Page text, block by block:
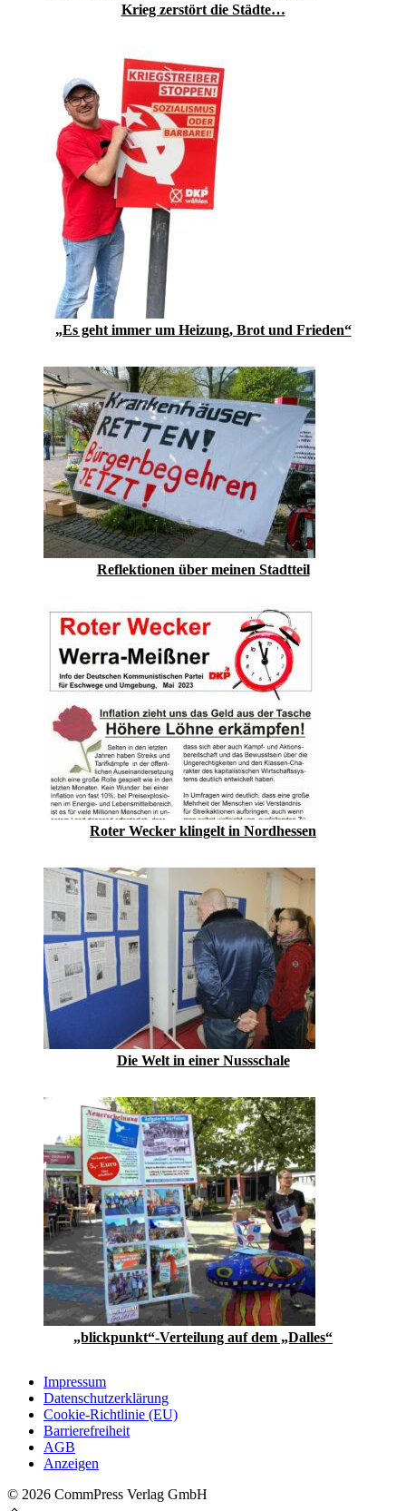
Krieg zerstört die Städte…
„Es geht immer um Heizung, Brot und Frieden“
Reflektionen über meinen Stadtteil
Roter Wecker klingelt in Nordhessen
Die Welt in einer Nussschale
„blickpunkt“-Verteilung auf dem „Dalles“
Impressum
Datenschutzerklärung
Cookie-Richtlinie (EU)
Barrierefreiheit
AGB
Anzeigen
© 2026 CommPress Verlag GmbH